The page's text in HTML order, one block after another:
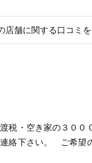
店舗に関する口コミ
・空き家の３０
絡下さい。 ご希望